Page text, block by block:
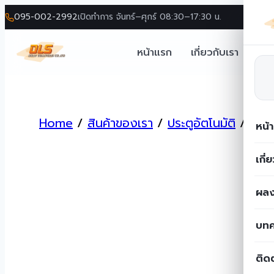
095-002-2992เปิดทำการ จันทร์–ศุกร์ 08:30–17:30 น.
หน้าแรก เกี่ยวกับเรา โ
หน้
เกี่
ผล
บท
ติด
contentHome / สินค้าของเรา / ประตูอัตโนมัติ / ปร